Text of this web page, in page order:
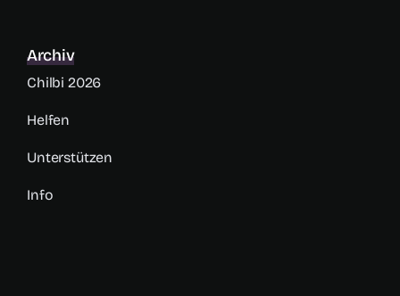
Archiv
Chilbi 2026
Helfen
Unterstützen
Info